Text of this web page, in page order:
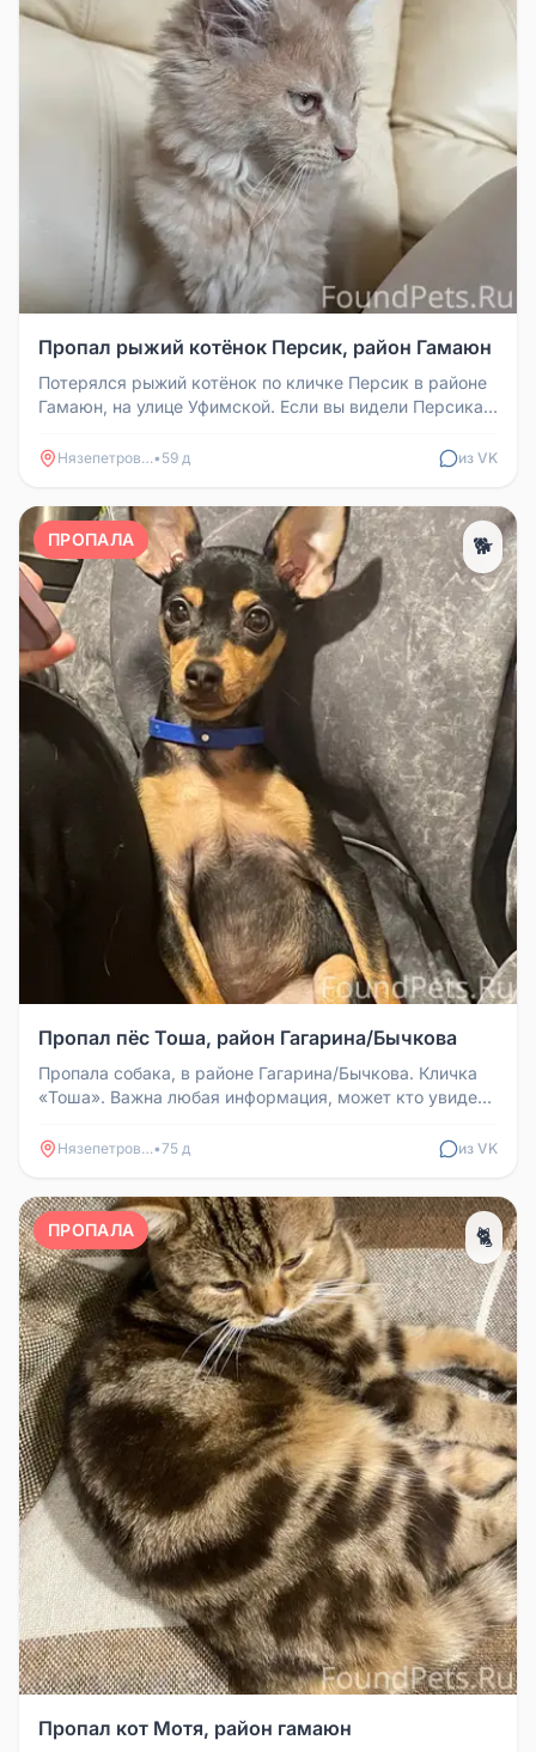
Пропал рыжий котёнок Персик, район Гамаюн
Потерялся рыжий котёнок по кличке Персик в районе
Гамаюн, на улице Уфимской. Если вы видели Персика
Нязепетровск• 59 д из VK
ПРОПАЛА 🐕
Пропал пёс Тоша, район Гагарина/Бычкова
Пропала собака, в районе Гагарина/Бычкова. Кличка
«Тоша». Важна любая информация, может кто увидел.
Нязепетровск•75 д из VK
ПРОПАЛА 🐈
Пропал кот Мотя, район гамаюн